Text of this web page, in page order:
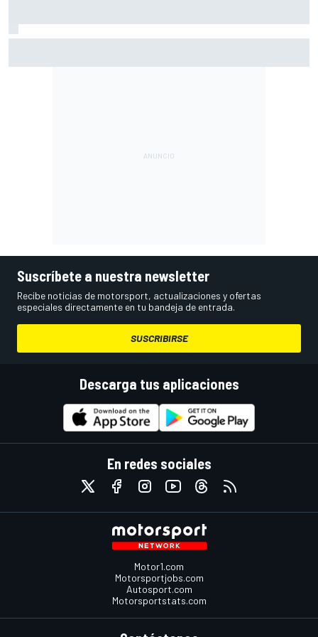
Suscríbete a nuestra newsletter
Recibe noticias de motorsport, actualizaciones y ofertas
especiales directamente en tu bandeja de entrada.
SUSCRIBIRSE
Descarga tus aplicaciones
En redes sociales
Motor1.com
Motorsportjobs.com
Autosport.com
Motorsportstats.com